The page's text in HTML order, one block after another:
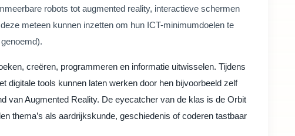
robots tot augmented reality, interactieve schermen
meteen kunnen inzetten om hun ICT-minimumdoelen te
creëren, programmeren en informatie uitwisselen. Tijdens
digitale tools kunnen laten werken door hen bijvoorbeeld zelf
van Augmented Reality. De eyecatcher van de klas is de Orbit
thema’s als aardrijkskunde, geschiedenis of coderen tastbaar